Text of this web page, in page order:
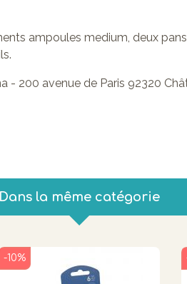
ampoules medium, deux
- 200 avenue de Paris 92320
Dans la même catégorie
-10%